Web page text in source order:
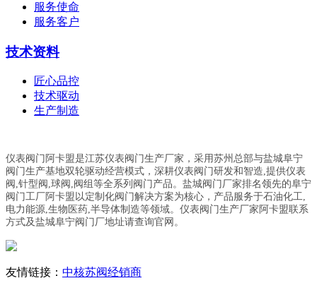
服务使命
服务客户
技术资料
匠心品控
技术驱动
生产制造
仪表阀门阿卡盟是江苏仪表阀门生产厂家，采用苏州总部与盐城阜宁
阀门生产基地双轮驱动经营模式，深耕仪表阀门研发和智造,提供仪表
阀,针型阀,球阀,阀组等全系列阀门产品。盐城阀门厂家排名领先的阜宁
阀门工厂阿卡盟以定制化阀门解决方案为核心，产品服务于石油化工,
电力能源,生物医药,半导体制造等领域。仪表阀门生产厂家阿卡盟联系
方式及盐城阜宁阀门厂地址请查询官网。
友情链接： 中核苏阀经销商